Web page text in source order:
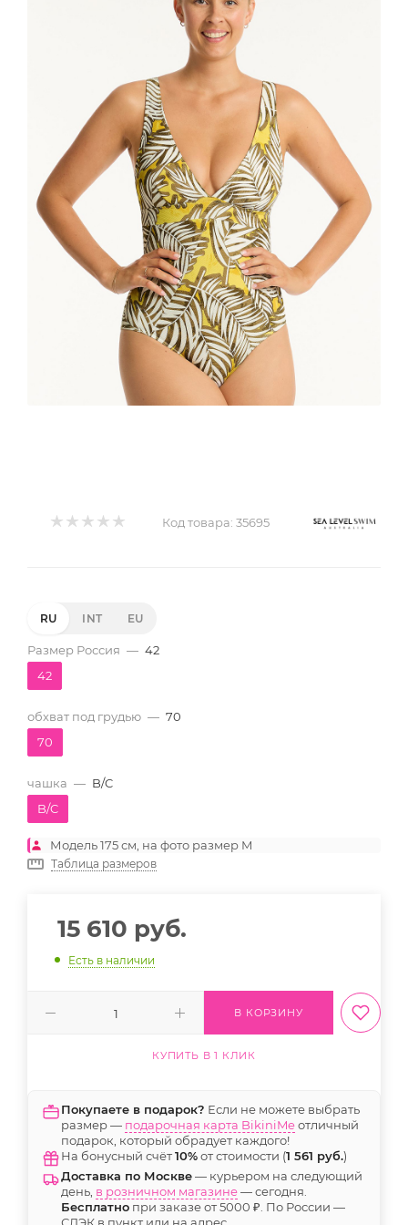
Код товара: 35695
RU INT EU
Размер Россия — 42
42
обхват под грудью — 70
70
чашка — B/C
B/C
Модель 175 см, на фото размер M
Таблица размеров
15 610 руб.
Есть в наличии
В КОРЗИНУ
КУПИТЬ В 1 КЛИК
Покупаете в подарок? Если не можете выбрать
размер — подарочная карта BikiniMeотличный
подарок, который обрадует каждого!
На бонусный счёт10%от стоимости (1 561 руб.)
Доставка по Москве— курьером на следующий
день, в розничном магазине— сегодня.
Бесплатно при заказе от 5000 ₽. По России —